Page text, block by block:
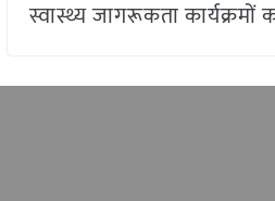
स्वास्थ्य जागरूकता